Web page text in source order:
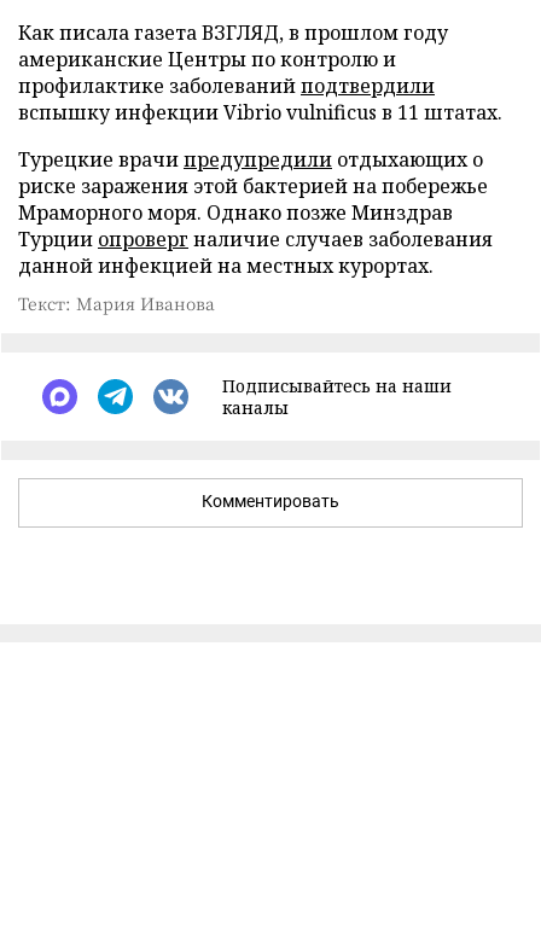
Как писала газета ВЗГЛЯД, в прошлом году
американские Центры по контролю и
профилактике заболеванийподтвердили
вспышку инфекции Vibrio vulnificus в 11 штатах.
Турецкие врачипредупредили отдыхающих о
риске заражения этой бактерией на побережье
Мраморного моря. Однако позже Минздрав
Турции опроверг наличие случаев заболевания
данной инфекцией на местных курортах.
Текст: Мария Иванова
Подписывайтесь на наши
каналы
Комментировать